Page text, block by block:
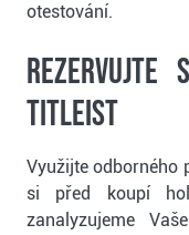
otestování.
Titleist
Využijte odborného
si před koupí
zanalyzujeme